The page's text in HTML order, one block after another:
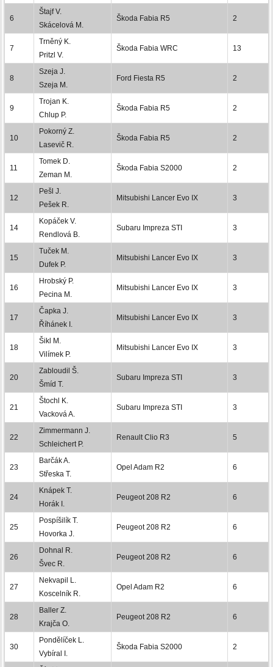
6
Štajf V.
Skácelová M.
Škoda Fabia R5 2
7
Trněný K.
Pritzl V.
Škoda Fabia WRC 13
8
Szeja J.
Szeja M.
Ford Fiesta R5 2
9
Trojan K.
Chlup P.
Škoda Fabia R5 2
10
Pokorný Z.
Lasevič R.
Škoda Fabia R5 2
11
Tomek D.
Zeman M.
Škoda Fabia S2000 2
12
Pešl J.
Pešek R.
Mitsubishi Lancer Evo IX 3
14
Kopáček V.
Rendlová B.
Subaru Impreza STI 3
15
Tuček M.
Dufek P.
Mitsubishi Lancer Evo IX 3
16
Hrobský P.
Pecina M.
Mitsubishi Lancer Evo IX 3
17
Čapka J.
Říhánek I.
Mitsubishi Lancer Evo IX 3
18
Šikl M.
Vilímek P.
Mitsubishi Lancer Evo IX 3
20
Zabloudil Š.
Šmíd T.
Subaru Impreza STI 3
21
Štochl K.
Vacková A.
Subaru Impreza STI 3
22
Zimmermann J.
Schleichert P.
Renault Clio R3 5
23
Barčák A.
Střeska T.
Opel Adam R2 6
24
Knápek T.
Horák I.
Peugeot 208 R2 6
25
Pospíšilík T.
Hovorka J.
Peugeot 208 R2 6
26
Dohnal R.
Švec R.
Peugeot 208 R2 6
27
Nekvapil L.
Koscelník R.
Opel Adam R2 6
28
Baller Z.
Krajča O.
Peugeot 208 R2 6
30
Pondělíček L.
Vybíral I.
Škoda Fabia S2000 2